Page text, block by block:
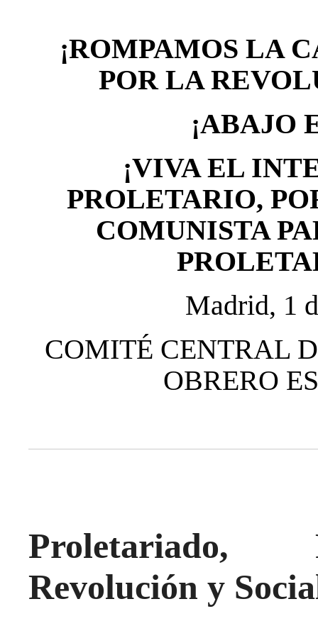
¡ROMPAMOS LA
POR LA
¡ABAJO
¡VIVA EL
PROLETARIO,
COMUNISTA
Madrid, 1
COMITÉ CENTRAL
OBRERO
Proletariado,
Revolución y